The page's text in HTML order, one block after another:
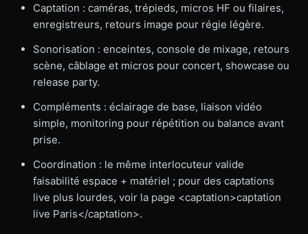
Captation : caméras, trépieds, micros HF ou filaires,
enregistreurs, retours image pour régie légère.
Sonorisation : enceintes, console de mixage, retours
scène, câblage et micros pour concert, showcase ou
release party.
Compléments : éclairage de base, liaison vidéo
simple, monitoring pour répétition ou balance avant
prise.
Coordination : le même interlocuteur valide
faisabilité espace + matériel ; pour des captations
live plus lourdes, voir la page <captation>captation
live Paris</captation>.